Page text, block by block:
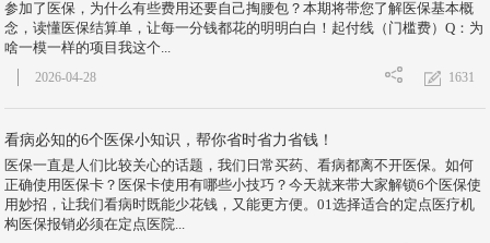
参加了医保，为什么有些费用还要自己掏腰包？本期将带您了解医保基本概
念，读懂医保结算单，让每一分钱都花的明明白白！起付线（门槛费）Q：为
啥一模一样的项目我这个...
1631
2026-04-28
看病必知的6个医保小知识，帮你省时省力省钱！
医保一直是人们比较关心的话题，我们日常买药、看病都离不开医保。如何
正确使用医保卡？医保卡使用有哪些小技巧？今天就来带大家解锁6个医保使
用妙招，让我们看病时既能少花钱，又能更方便。01选择适合的定点医疗机
构医保报销必须在定点医院...